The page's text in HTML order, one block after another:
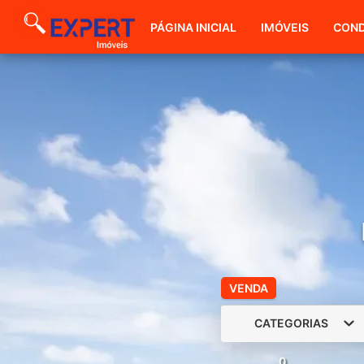
PÁGINA INICIAL IMÓVEIS
VENDA
CATEGORIAS
0